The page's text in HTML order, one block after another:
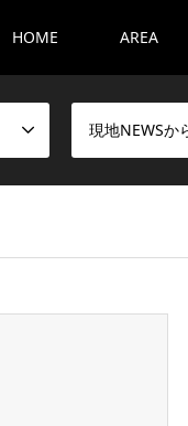
HOME AREA
現地NEWSか